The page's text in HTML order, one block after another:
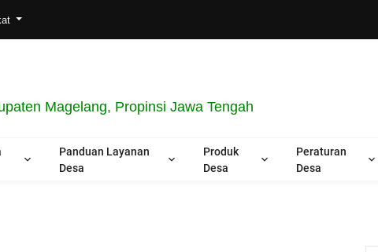
Magelang, Propinsi Jawa Tengah
Panduan Layanan
Desa
Produk
Desa
Peraturan
Desa